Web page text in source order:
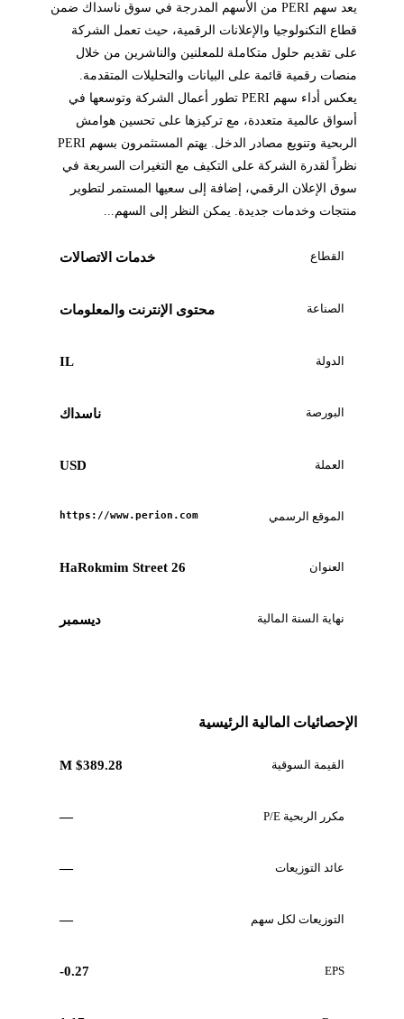
يعد سهم PERI من الأسهم المدرجة في سوق ناسداك ضمن
قطاع التكنولوجيا والإعلانات الرقمية، حيث تعمل الشركة
على تقديم حلول متكاملة للمعلنين والناشرين من خلال
منصات رقمية قائمة على البيانات والتحليلات المتقدمة.
يعكس أداء سهم PERI تطور أعمال الشركة وتوسعها في
أسواق عالمية متعددة، مع تركيزها على تحسين هوامش
الربحية وتنويع مصادر الدخل. يهتم المستثمرون بسهم PERI
نظراً لقدرة الشركة على التكيف مع التغيرات السريعة في
سوق الإعلان الرقمي، إضافة إلى سعيها المستمر لتطوير
منتجات وخدمات جديدة. يمكن النظر إلى السهم...
القطاع خدمات الاتصالات
الصناعة محتوى الإنترنت والمعلومات
الدولة IL
البورصة ناسداك
العملة USD
الموقع الرسمي https://www.perion.com
العنوان 26 HaRokmim Street
نهاية السنة المالية ديسمبر
الإحصائيات المالية الرئيسية
القيمة السوقية $389.28 M
مكرر الربحية P/E —
عائد التوزيعات —
التوزيعات لكل سهم —
EPS
-0.27